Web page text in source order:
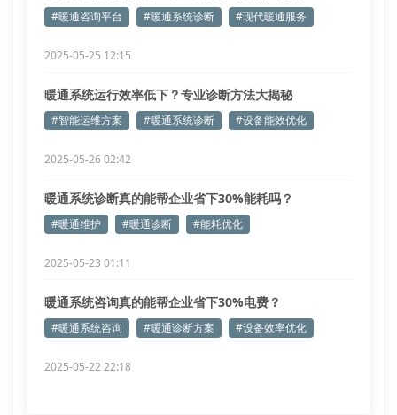
#暖通咨询平台 #暖通系统诊断 #现代暖通服务
2025-05-25 12:15
暖通系统运行效率低下？专业诊断方法大揭秘
#智能运维方案 #暖通系统诊断 #设备能效优化
2025-05-26 02:42
暖通系统诊断真的能帮企业省下30%能耗吗？
#暖通维护 #暖通诊断 #能耗优化
2025-05-23 01:11
暖通系统咨询真的能帮企业省下30%电费？
#暖通系统咨询 #暖通诊断方案 #设备效率优化
2025-05-22 22:18